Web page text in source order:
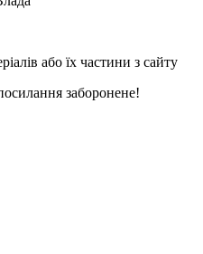
або їх частини з сайту
заборонене!